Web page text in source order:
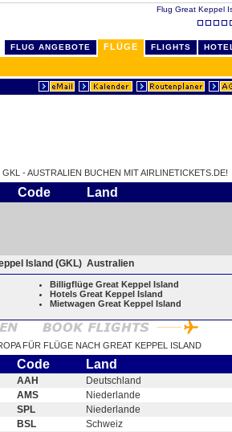
Flug Great Keppel
FLUG ANGEBOTE FLÜGE FLIGHTS
- AUSTRALIEN BUCHEN MIT AIRLINETICKETS.DE!
Code Land
Island (GKL) Australien
Billigflüge Great Keppel Island
Hotels Great Keppel Island
Mietwagen Great Keppel Island
FÜR FLÜGE NACH GREAT KEPPEL ISLAND
Code Land
AAH
Deutschland
AMS
Niederlande
SPL
Niederlande
BSL
Schweiz